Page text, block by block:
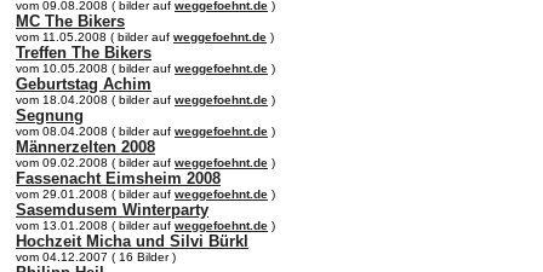
vom 09.08.2008 ( bilder auf weggefoehnt.de )
MC The Bikers
vom 11.05.2008 ( bilder auf weggefoehnt.de )
Treffen The Bikers
vom 10.05.2008 ( bilder auf weggefoehnt.de )
Geburtstag Achim
vom 18.04.2008 ( bilder auf weggefoehnt.de )
Segnung
vom 08.04.2008 ( bilder auf weggefoehnt.de )
Männerzelten 2008
vom 09.02.2008 ( bilder auf weggefoehnt.de )
Fassenacht Eimsheim 2008
vom 29.01.2008 ( bilder auf weggefoehnt.de )
Sasemdusem Winterparty
vom 13.01.2008 ( bilder auf weggefoehnt.de )
Hochzeit Micha und Silvi Bürkl
vom 04.12.2007 ( 16 Bilder )